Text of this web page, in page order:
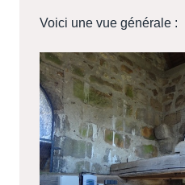
Voici une vue générale :